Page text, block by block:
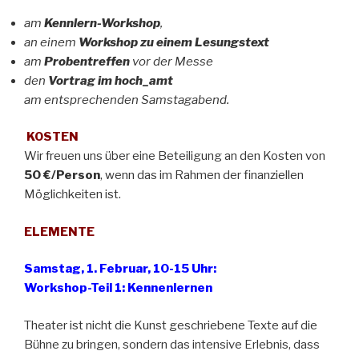
am Kennlern-Workshop,
an einem Workshop zu einem Lesungstext
am Probentreffen vor der Messe
den Vortrag im hoch_amt
am entsprechenden Samstagabend.
KOSTEN
Wir freuen uns über eine Beteiligung an den Kosten von
50 €/Person, wenn das im Rahmen der finanziellen
Möglichkeiten ist.
ELEMENTE
Samstag, 1. Februar, 10-15 Uhr:
Workshop-Teil 1: Kennenlernen
Theater ist nicht die Kunst geschriebene Texte auf die
Bühne zu bringen, sondern das intensive Erlebnis, dass